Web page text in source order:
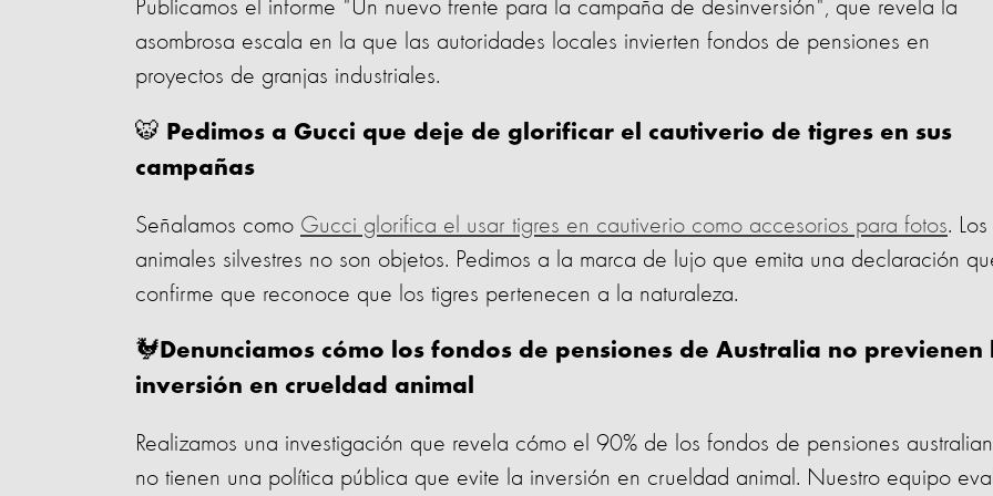
Publicamos el informe "Un nuevo frente para la campaña de desinversión", que revela la
asombrosa escala en la que las autoridades locales invierten fondos de pensiones en
proyectos de granjas industriales.
🐯 Pedimos a Gucci que deje de glorificar el cautiverio de tigres en sus
campañas
Señalamos como Gucci glorifica el usar tigres en cautiverio como accesorios para fotos. Los
animales silvestres no son objetos. Pedimos a la marca de lujo que emita una declaración
confirme que reconoce que los tigres pertenecen a la naturaleza.
🐓Denunciamos cómo los fondos de pensiones de Australia no previenen
inversión en crueldad animal
Realizamos una investigación que revela cómo el 90% de los fondos de pensiones
no tienen una política pública que evite la inversión en crueldad animal. Nuestro equipo